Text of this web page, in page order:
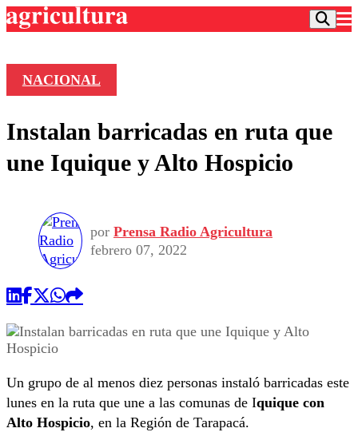
Frecuencias
Agricultura TV
Deportes
Motor
Otros Deportes
Universidad Católica
Universidad de Chile
Dato Practico
Política
Sustentabilidad
Vida Social
Publicaciones en medios
NACIONAL
Instalan barricadas en ruta que
une Iquique y Alto Hospicio
por Prensa Radio Agricultura
febrero 07, 2022
Un grupo de al menos diez personas instaló barricadas este
lunes en la ruta que une a las comunas de Iquique con
Alto Hospicio, en la Región de Tarapacá.